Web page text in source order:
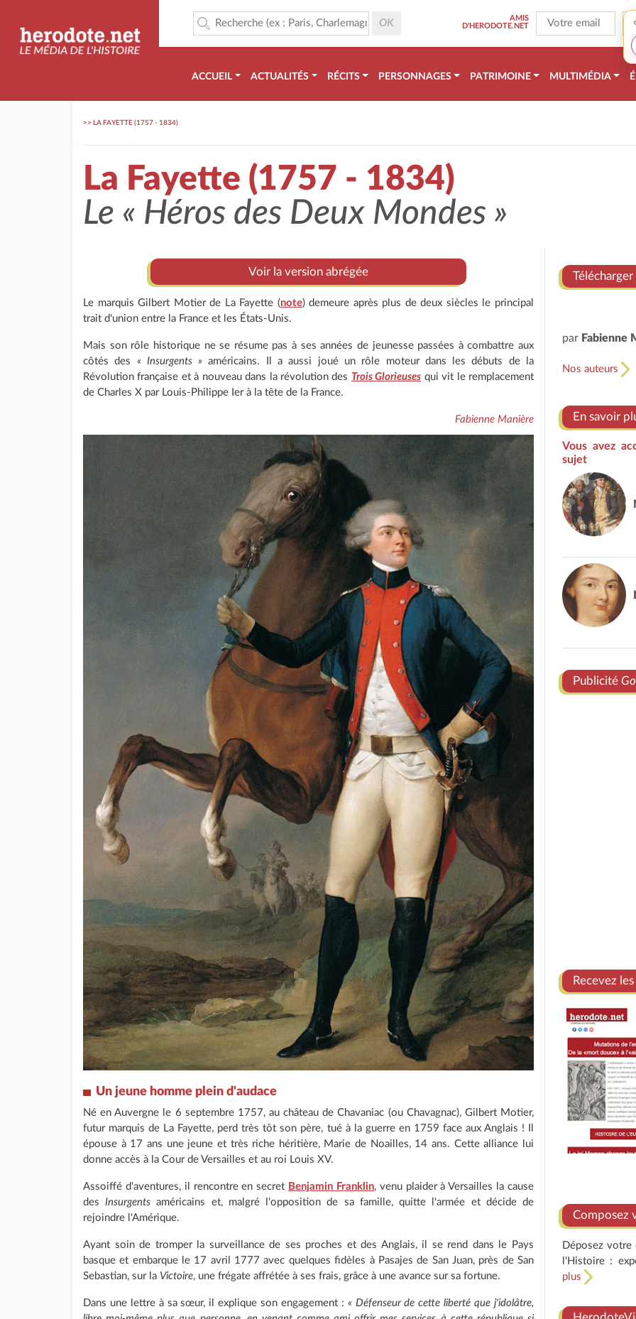
AMIS
D'HERODOTE.NET
ACCUEIL ACTUALITÉS RÉCITS PERSONNAGES PATRIMOINE MULTIMÉDIA
>> LA FAYETTE (1757 - 1834)
La Fayette (1757 - 1834)
Le « Héros des Deux Mondes »
Voir la version abrégée
Le marquis Gilbert Motier de La Fayette (note) demeure après plus de deux siècles le principal
trait d'union entre la France et les États-Unis.
Mais son rôle historique ne se résume pas à ses années de jeunesse passées à combattre aux
côtés des « Insurgents » américains. Il a aussi joué un rôle moteur dans les débuts de la
Révolution française et à nouveau dans la révolution des Trois Glorieuses qui vit le remplacement
de Charles X par Louis-Philippe Ier à la tête de la France.
Fabienne Manière
Un jeune homme plein d'audace
Né en Auvergne le 6 septembre 1757, au château de Chavaniac (ou Chavagnac), Gilbert Motier,
futur marquis de La Fayette, perd très tôt son père, tué à la guerre en 1759 face aux Anglais ! Il
épouse à 17 ans une jeune et très riche héritière, Marie de Noailles, 14 ans. Cette alliance lui
donne accès à la Cour de Versailles et au roi Louis XV.
Assoiffé d'aventures, il rencontre en secret Benjamin Franklin, venu plaider à Versailles la cause
desInsurgents américains et, malgré l'opposition de sa famille, quitte l'armée et décide de
rejoindre l'Amérique.
Ayant soin de tromper la surveillance de ses proches et des Anglais, il se rend dans le Pays
basque et embarque le 17 avril 1777 avec quelques fidèles à Pasajes de San Juan, près de San
Sebastian, sur la Victoire, une frégate affrétée à ses frais, grâce à une avance sur sa fortune.
Dans une lettre à sa sœur, il explique son engagement : « Défenseur de cette liberté que j'idolâtre,
par Fabienne
Nos auteurs
En savoir
Vous avez
sujet
Publicité
Recevez
Composez
Déposez votre
l'Histoire :
plus